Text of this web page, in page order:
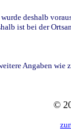
deshalb
ist bei der
Angaben wie
©